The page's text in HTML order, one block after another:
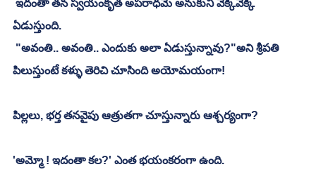
ఏడుస్తుంది.
పిలుస్తుంటే కళ్ళు తెరిచి చూసింది అయోమయంగా!
పిల్లలు, భర్త తనవైపు ఆత్రుతగా చూస్తున్నారు ఆశ్చర్యంగా?
'అమ్మో ! ఇదంతా కల?' ఎంత భయంకరంగా ఉంది.